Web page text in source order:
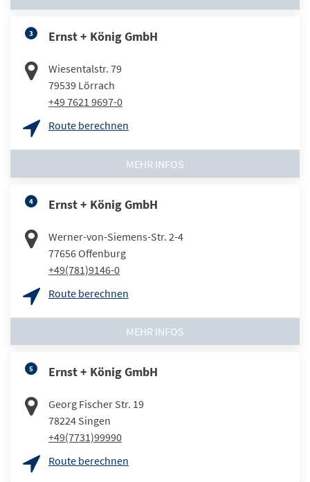
3 Ernst + König GmbH
Wiesentalstr. 79
79539 Lörrach
+49 7621 9697-0
Route berechnen
MEHR INFOS
4 Ernst + König GmbH
Werner-von-Siemens-Str. 2-4
77656Offenburg
+49(781)9146-0
Route berechnen
MEHR INFOS
5 Ernst + König GmbH
Georg Fischer Str. 19
78224 Singen
+49(7731)99990
Route berechnen